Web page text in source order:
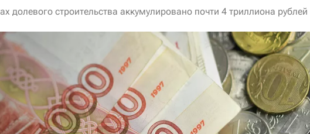
долевого строительства аккумулировано почти 4 триллиона рублей